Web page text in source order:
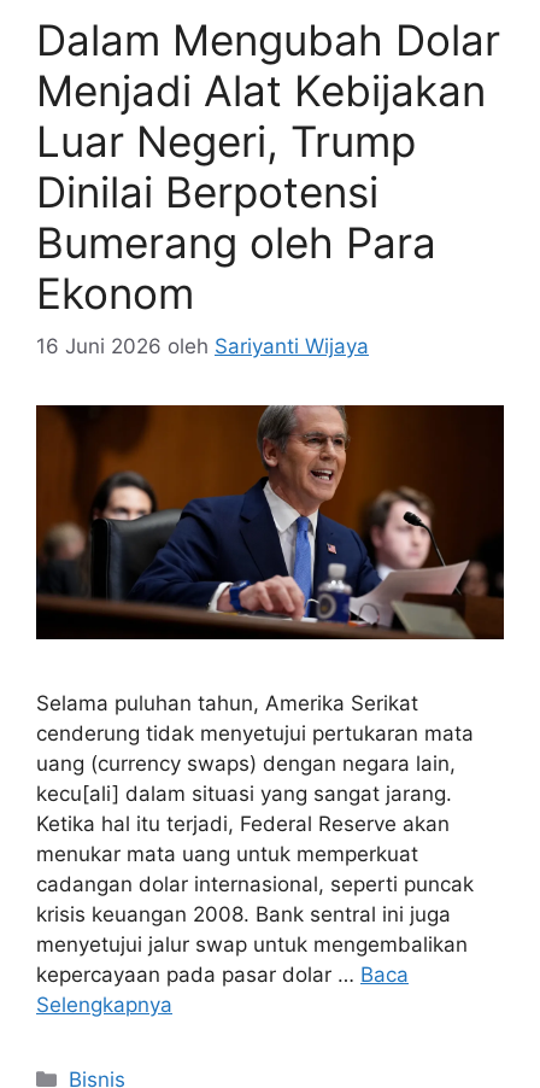
Dalam Mengubah Dolar
Menjadi Alat Kebijakan
Luar Negeri, Trump
Dinilai Berpotensi
Bumerang oleh Para
Ekonom
16 Juni 2026 oleh Sariyanti Wijaya
Selama puluhan tahun, Amerika Serikat
cenderung tidak menyetujui pertukaran mata
uang (currency swaps) dengan negara lain,
kecu[ali] dalam situasi yang sangat jarang.
Ketika hal itu terjadi, Federal Reserve akan
menukar mata uang untuk memperkuat
cadangan dolar internasional, seperti puncak
krisis keuangan 2008. Bank sentral ini juga
menyetujui jalur swap untuk mengembalikan
kepercayaan pada pasar dolar … Baca
Selengkapnya
Kategori
Bisnis